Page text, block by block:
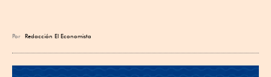
Por Redacción El Economista